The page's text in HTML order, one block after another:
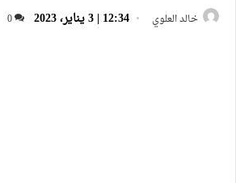
خالد العلوي 12:34 | 3 يناير، 2023 0